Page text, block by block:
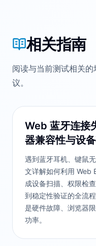
相关指南
阅读与当前测试相关
议。
Web 蓝牙连接
器兼容性与设
遇到蓝牙耳机、键鼠
文详解如何利用 Web
成设备扫描、权限检
到稳定性验证的全流
是硬件故障、浏览器
功率。